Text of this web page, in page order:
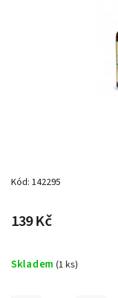
Kód: 142295
139 Kč
Skladem (1 ks)